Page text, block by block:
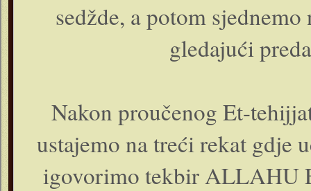
sedžde, a potom
gledajući
Nakon proučenog Et-
ustajemo na treći rekat gdje
igovorimo tekbir ALLAHU